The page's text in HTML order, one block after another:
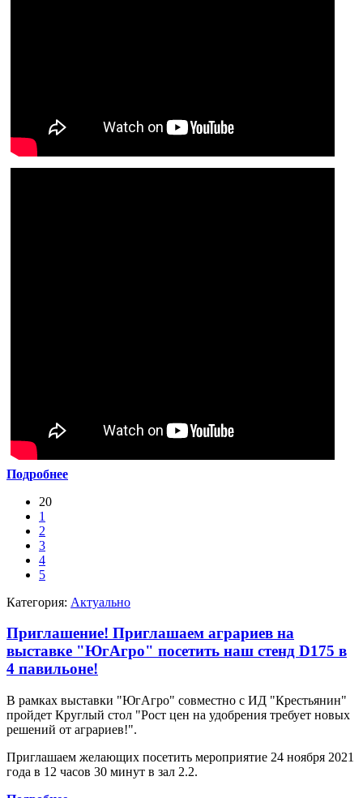
Подробнее
20
1
2
3
4
5
Категория: Актуально
Приглашение! Приглашаем аграриев на
выставке "ЮгАгро" посетить наш стенд D175 в
4 павильоне!
В рамках выставки "ЮгАгро" совместно с ИД "Крестьянин"
пройдет Круглый стол "Рост цен на удобрения требует новых
решений от аграриев!".
Приглашаем желающих посетить мероприятие 24 ноября 2021
года в 12 часов 30 минут в зал 2.2.